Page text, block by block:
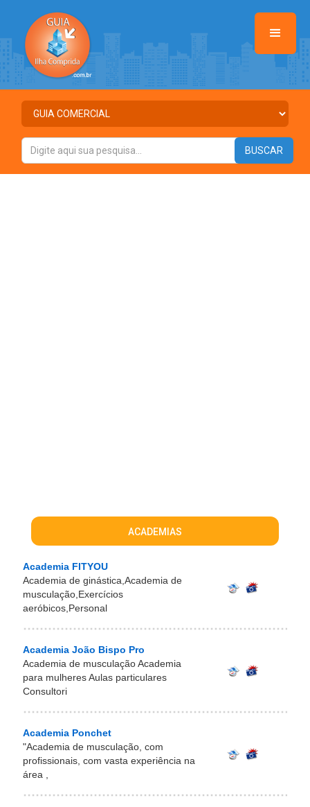
ACADEMIAS
Academia FITYOU
Academia de ginástica,Academia de
musculação,Exercícios
aeróbicos,Personal
Academia João Bispo Pro
Academia de musculação Academia
para mulheres Aulas particulares
Consultori
Academia Ponchet
"Academia de musculação, com
profissionais, com vasta experiência na
área ,